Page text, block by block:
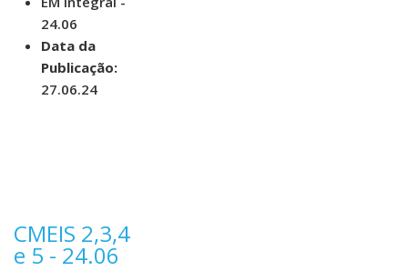
24.06
Data da
Publicação:
27.06.24
CMEIS 2,3,4
e 5 - 24.06